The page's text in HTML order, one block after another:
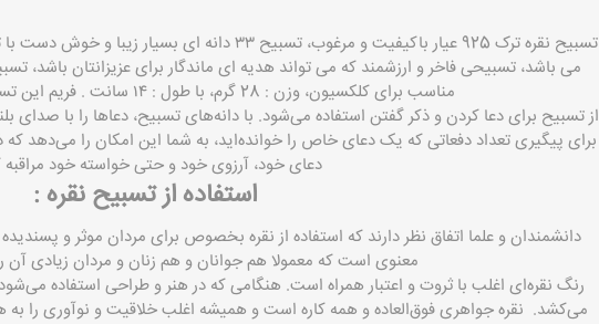
تسبیح نقره
می باشد، تسبیحی فاخر و ارزشمند که می تواند هدیه ای ماندگار برای عزیزانتان
مناسب برای کلکسیون، وزن : 28 گرم، با طول : ۱۴ سانت . فریم این تسبیح از سیاه قلم می باشد.
از تسبیح برای دعا کردن و ذکر گفتن استفاده می‌شود. با دانه‌های تسبیح، دعاها را با صدای
برای پیگیری تعداد دفعاتی که یک دعای خاص را خوانده‌اید، به شما این امکان را می‌دهد
دعای خود، آرزوی خود و حتی خواسته خود مراقبه
استفاده از تسبیح نقره :
دانشمندان و علما اتفاق نظر دارند که استفاده از نقره بخصوص برای مردان موثر و
معنوی است که معمولا هم جوانان و هم زنان و مردان زیادی آن
رنگ نقره‌ای اغلب با ثروت و اعتبار همراه است. هنگامی که در هنر و طراحی استفاده
می‌کشد. نقره جواهری فوق‌العاده و همه کاره است و همیشه اغلب خلاقیت و نوآوری را